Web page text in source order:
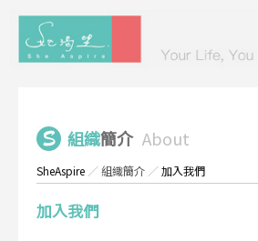
組織簡介 About
SheAspire ／組織簡介 ／加入我們
加入我們